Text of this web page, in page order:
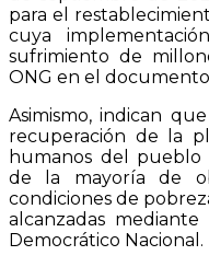
para el
cuya
sufrimiento de
ONG en el
Asimismo, indican
recuperación de la
humanos del pueblo
de la mayoría de
condiciones de
alcanzadas
Democrático Nacional.